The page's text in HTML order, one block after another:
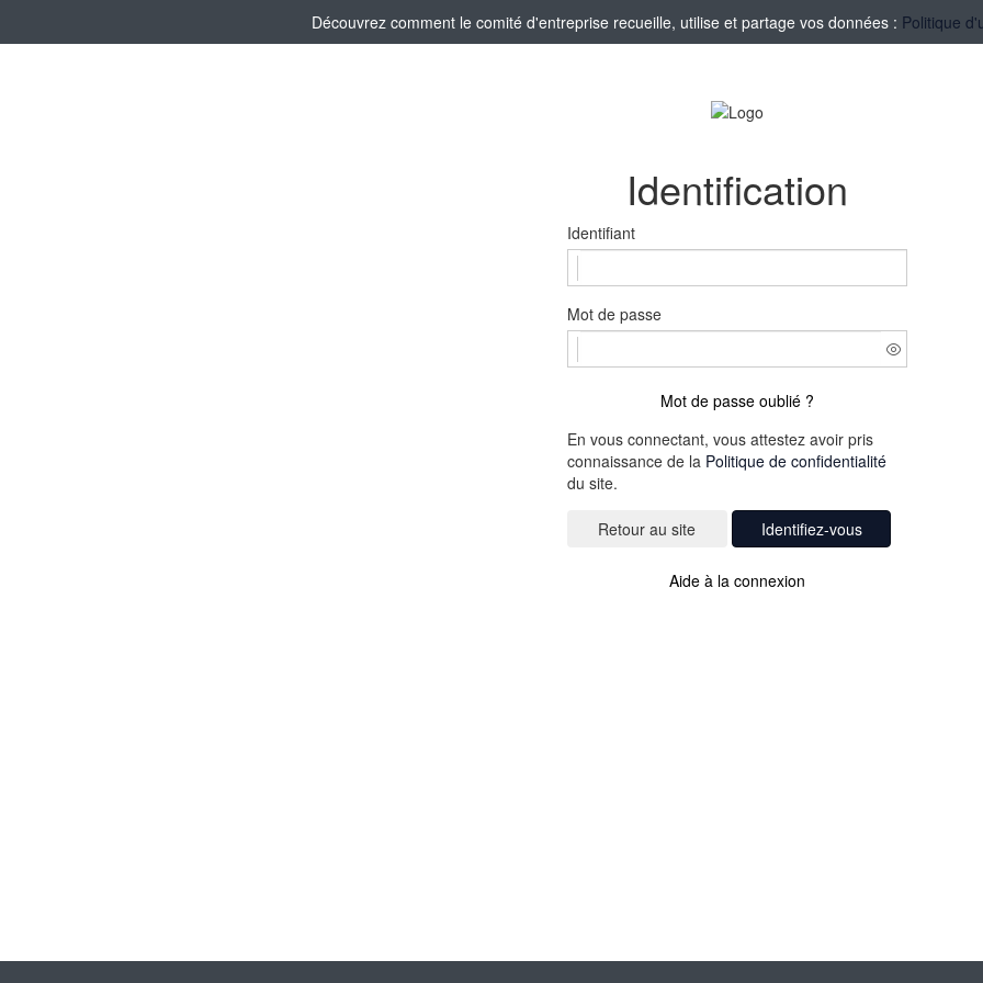
Découvrez comment le comité d'entreprise recueille, utilise et partage vos données : Politique
Identification
Identifiant
Mot de passe
Mot de passe oublié ?
En vous connectant, vous attestez avoir pris
connaissance de la Politique de confidentialité
du site.
Identifiez-vous
Aide à la connexion